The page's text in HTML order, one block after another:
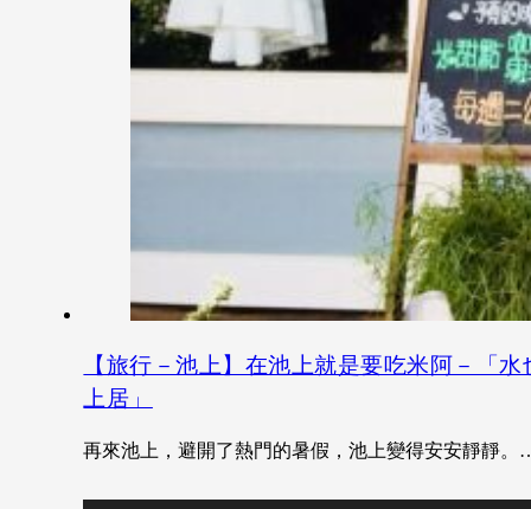
【旅行－池上】在池上就是要吃米阿－「水
上居」
再來池上，避開了熱門的暑假，池上變得安安靜靜。